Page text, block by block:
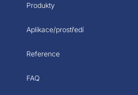
Produkty
Aplikace/prostředí
Reference
FAQ